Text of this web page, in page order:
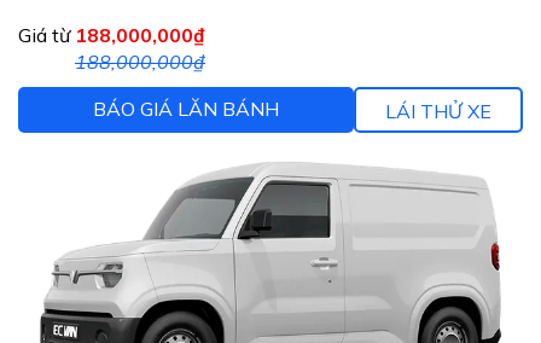
Giá từ 188,000,000₫
188,000,000₫
BÁO GIÁ LĂN BÁNH
LÁI THỬ XE